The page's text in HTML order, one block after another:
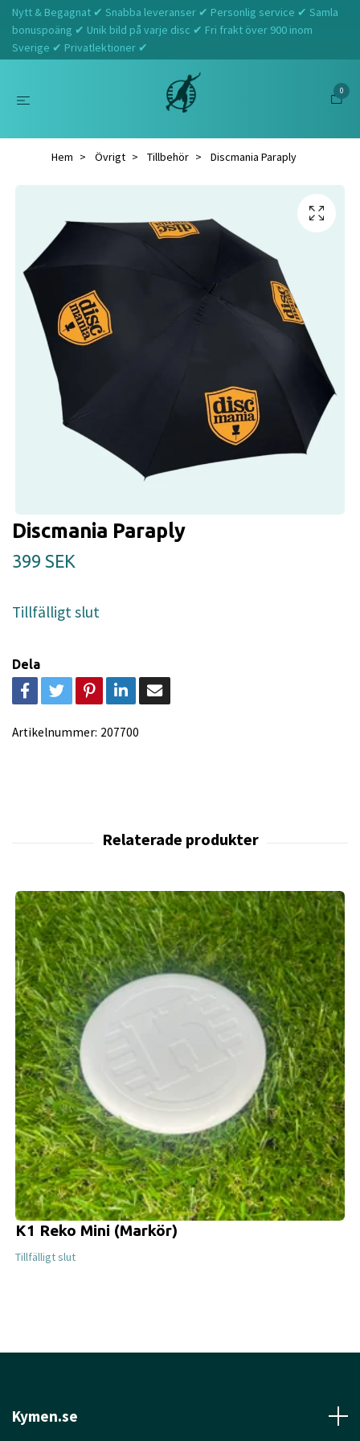
Nytt & Begagnat ✔ Snabba leveranser ✔ Personlig service ✔ Samla
bonuspoäng ✔ Unik bild på varje disc ✔ Fri frakt över 900 inom
Sverige ✔ Privatlektioner ✔
0
Hem Övrigt Tillbehör Discmania Paraply
Discmania Paraply
399 SEK
Tillfälligt slut
Dela
Artikelnummer: 207700
K1 Reko Mini (Markör)
Tillfälligt slut
Kymen.se